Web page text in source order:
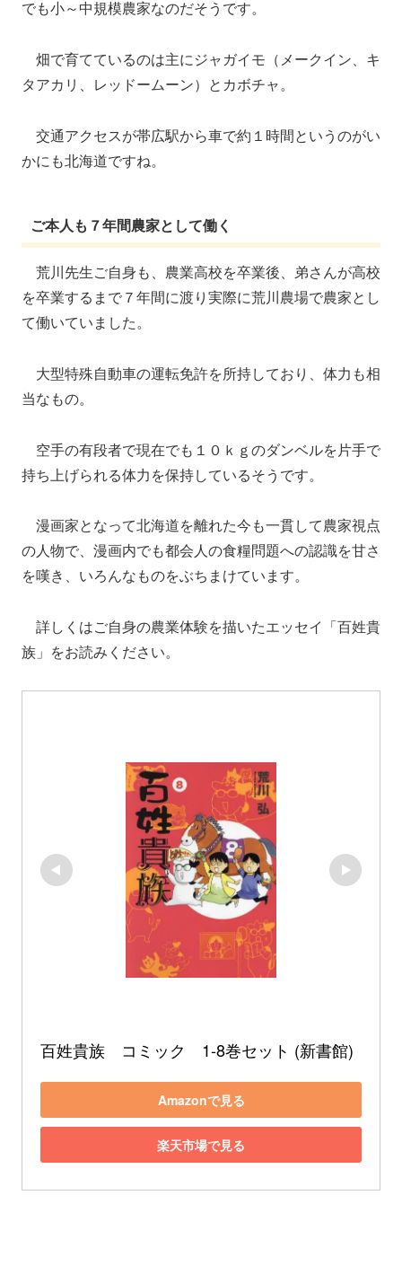
でも小～中規模農家なのだそうです。
畑で育てているのは主にジャガイモ（メークイン、キ
タアカリ、レッドームーン）とカボチャ。
交通アクセスが帯広駅から車で約１時間というのがい
かにも北海道ですね。
ご本人も７年間農家として働く
荒川先生ご自身も、農業高校を卒業後、弟さんが高校
を卒業するまで７年間に渡り実際に荒川農場で農家とし
て働いていました。
大型特殊自動車の運転免許を所持しており、体力も相
当なもの。
空手の有段者で現在でも１０ｋｇのダンベルを片手で
持ち上げられる体力を保持しているそうです。
漫画家となって北海道を離れた今も一貫して農家視点
の人物で、漫画内でも都会人の食糧問題への認識を甘さ
を嘆き、いろんなものをぶちまけています。
詳しくはご自身の農業体験を描いたエッセイ「百姓貴
族」をお読みください。
百姓貴族　コミック　1-8巻セット (新書館)
Amazonで見る
楽天市場で見る